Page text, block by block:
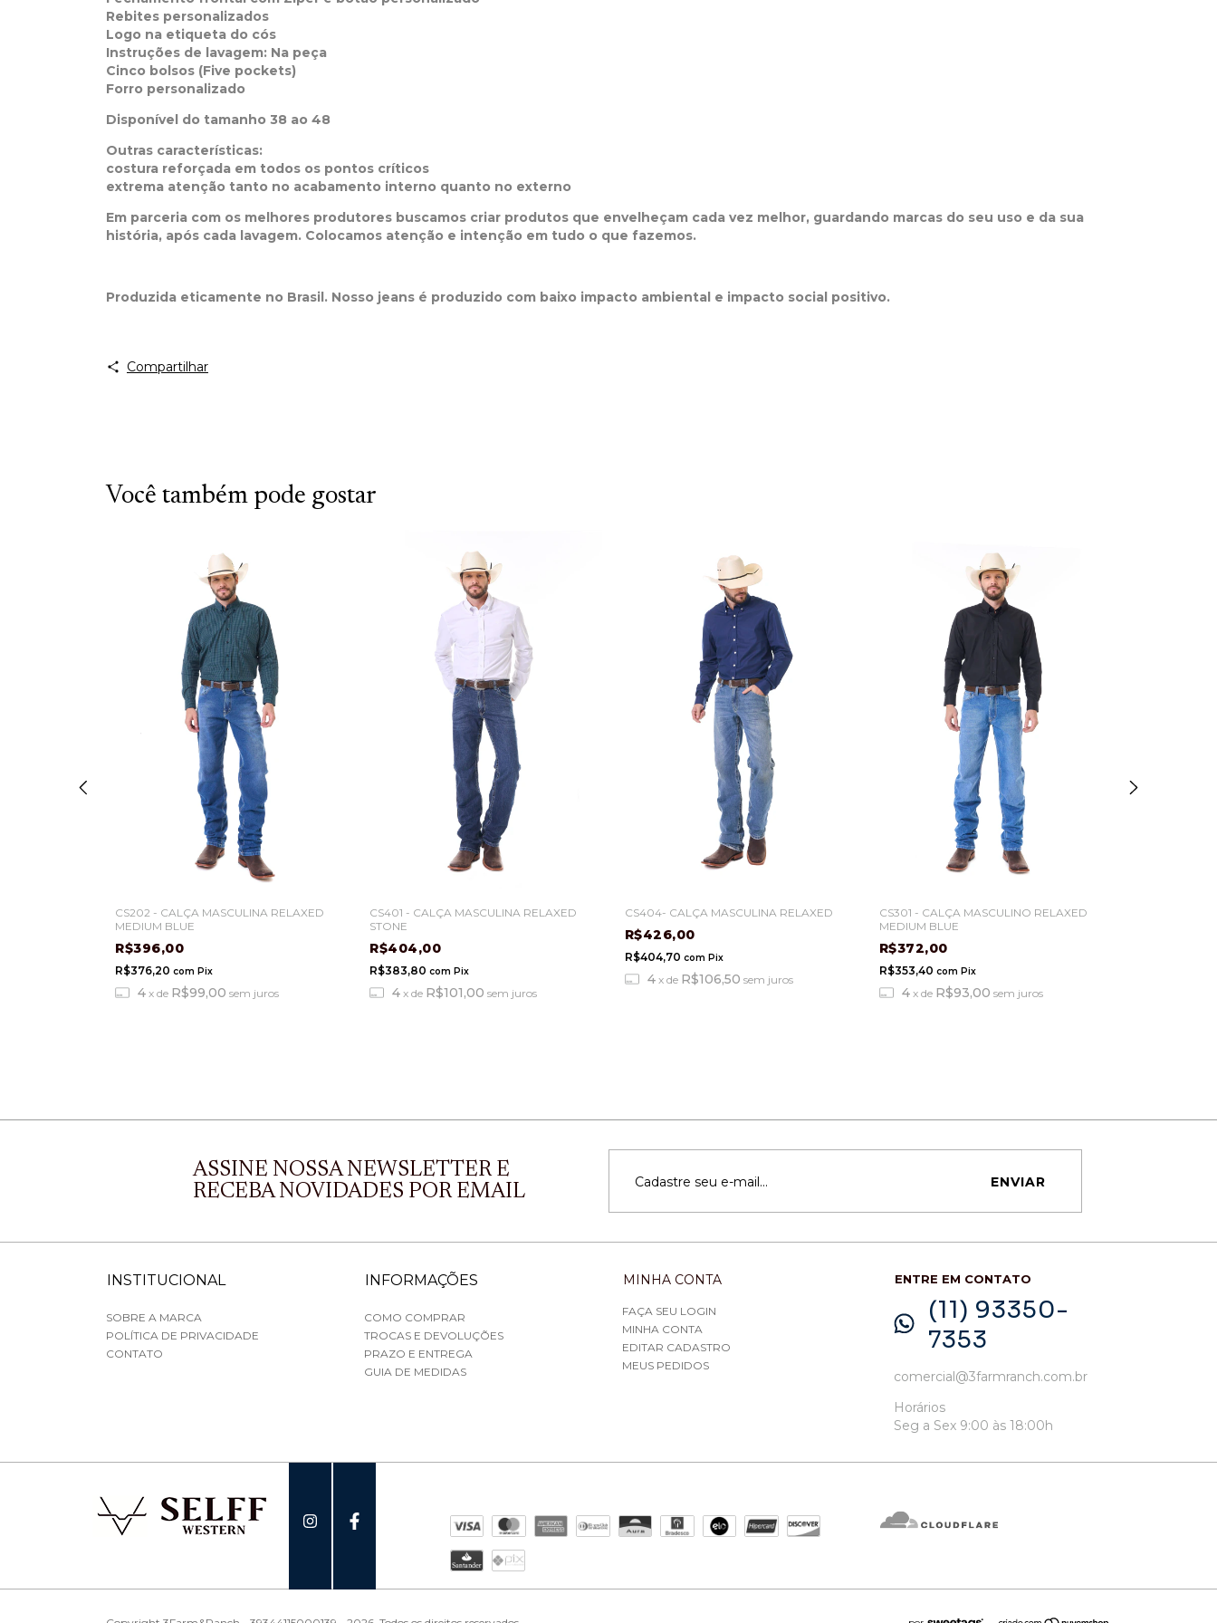
Rebites personalizados
Logo na etiqueta do cós
Instruções de lavagem: Na peça
Cinco bolsos (Five pockets)
Forro personalizado
Disponível do tamanho 38 ao 48
Outras características:
costura reforçada em todos os pontos críticos
extrema atenção tanto no acabamento interno quanto no externo
Em parceria com os melhores produtores buscamos criar produtos que envelheçam cada vez melhor, guardando marcas do seu uso e da sua
história, após cada lavagem. Colocamos atenção e intenção em tudo o que fazemos.
Produzida eticamente no Brasil. Nosso jeans é produzido com baixo impacto ambiental e impacto social positivo.
Compartilhar
Você também pode gostar
CS202 - CALÇA MASCULINA RELAXED
MEDIUM BLUE
R$396,00
R$376,20 com Pix
4 x de R$99,00 sem juros
CS401 - CALÇA MASCULINA RELAXED
STONE
R$404,00
R$383,80com Pix
4 xde R$101,00 sem juros
CS404- CALÇA MASCULINA RELAXED
R$426,00
R$404,70 com Pix
4 x de R$106,50 sem juros
CS301 - CALÇA MASCULINO RELAXED
MEDIUM BLUE
R$372,00
R$353,40 com Pix
4 x de R$93,00 sem juros
ASSINE NOSSA NEWSLETTER E
RECEBA NOVIDADES POR EMAIL
INSTITUCIONAL
SOBRE A MARCA
POLÍTICA DE PRIVACIDADE
CONTATO
INFORMAÇÕES
COMO COMPRAR
TROCAS E DEVOLUÇÕES
PRAZO E ENTREGA
GUIA DE MEDIDAS
MINHA CONTA
FAÇA SEU LOGIN
MINHA CONTA
EDITAR CADASTRO
MEUS PEDIDOS
ENTRE EM CONTATO
(11) 93350-
7353
comercial@3farmranch.com.br
Horários
Seg a Sex 9:00 às 18:00h